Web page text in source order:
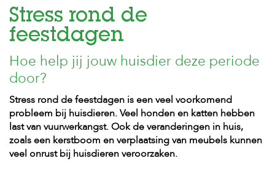
H
o
m
e
F
o
l
d
e
r
Stress rond de
feestdagen
Hoe help jij jouw huisdier deze periode
door?
Stress rond de feestdagen is een veel voorkomend
probleem bij huisdieren. Veel honden en katten hebben
last van vuurwerkangst. Ook de veranderingen in huis,
zoals een kerstboom en verplaatsing van meubels kunnen
veel onrust bij huisdieren veroorzaken.